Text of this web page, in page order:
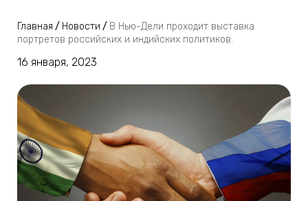
Главная / Новости / В Нью-Дели проходит выставка
портретов российских и индийских политиков.
16 января, 2023